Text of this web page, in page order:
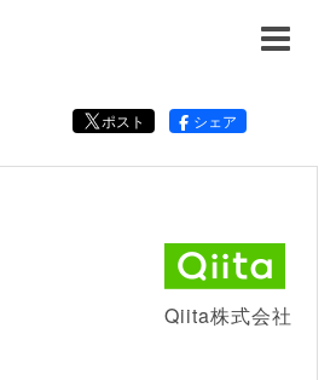
ポスト シェア
Qiita株式会社